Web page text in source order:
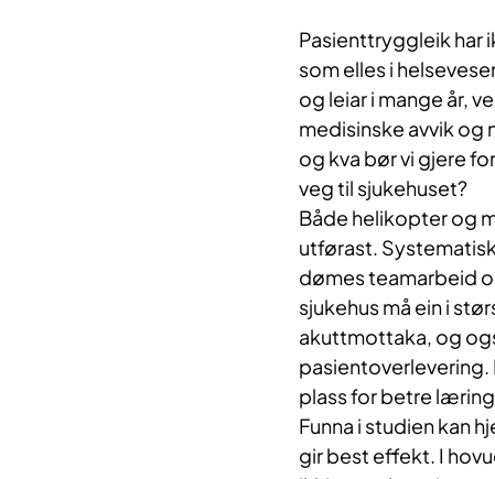
Pasienttryggleik har
som elles i
og leiar i mange år,
medisinske avvik og
og kva bør vi gjere
veg til sjukehuset?
Både helikopter og
utførast.
dømes teamarbeid
sjukehus må ein i
akuttmottaka, og
pasientoverlevering.
plass for betre
Funna i studien kan
gir best effekt. I